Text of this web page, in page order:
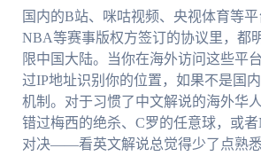
国内的B站、咪咕视频、央视体育等平
NBA等赛事版权方签订的协议里，都
限中国大陆。当你在海外访问这些平
过IP地址识别你的位置，如果不是国
机制。对于习惯了中文解说的海外华
错过梅西的绝杀、C罗的任意球，或
对决——看英文解说总觉得少了点熟